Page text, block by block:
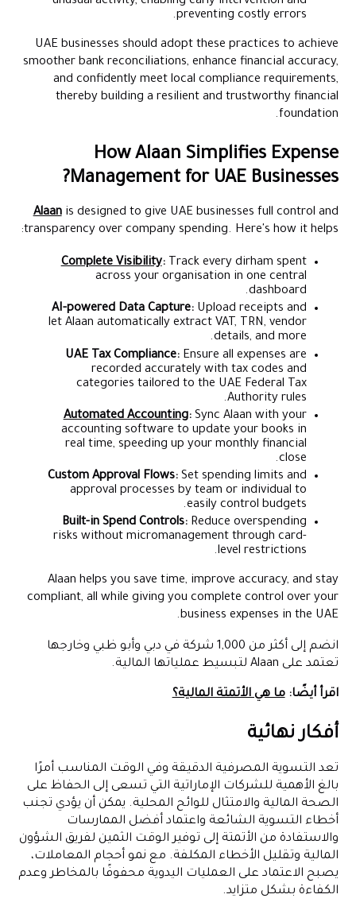
preventing costly errors.
UAE businesses should adopt these practices to achieve
smoother bank reconciliations, enhance financial accuracy,
and confidently meet local compliance requirements,
thereby building a resilient and trustworthy financial
foundation.
How Alaan Simplifies Expense
Management for UAE Businesses?
Alaanis designed to give UAE businesses full control and
transparency over company spending. Here's how it helps:
Complete Visibility:Track every dirham spent
across your organisation in one central
dashboard.
AI-powered Data Capture:Upload receipts and
let Alaan automatically extract VAT, TRN, vendor
details, and more.
UAE Tax Compliance:Ensure all expenses are
recorded accurately with tax codes and
categories tailored to the UAE Federal Tax
Authority rules.
Automated Accounting:Sync Alaan with your
accounting software to update your books in
real time, speeding up your monthly financial
close.
Custom Approval Flows:Set spending limits and
approval processes by team or individual to
easily control budgets.
Built-in Spend Controls:Reduce overspending
risks without micromanagement through card-
level restrictions.
Alaan helps you save time, improve accuracy, and stay
compliant, all while giving you complete control over your
business expenses in the UAE.
انضم إلى أكثر من 1,000 شركة في دبي وأبو ظبي وخارجها
تعتمد على Alaan لتبسيط عملياتها المالية.
اقرأ أيضًا:ما هي الأتمتة المالية؟
أفكار نهائية
تعد التسوية المصرفية الدقيقة وفي الوقت المناسب أمرًا
بالغ الأهمية للشركات الإماراتية التي تسعى إلى الحفاظ على
الصحة المالية والامتثال للوائح المحلية. يمكن أن يؤدي تجنب
أخطاء التسوية الشائعة واعتماد أفضل الممارسات
والاستفادة من الأتمتة إلى توفير الوقت الثمين لفريق الشؤون
المالية وتقليل الأخطاء المكلفة. مع نمو أحجام المعاملات،
يصبح الاعتماد على العمليات اليدوية محفوفًا بالمخاطر وعدم
الكفاءة بشكل متزايد.